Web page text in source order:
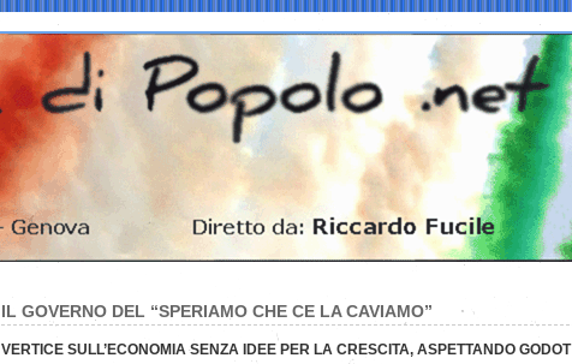
IL GOVERNO DEL “SPERIAMO CHE CE LA CAVIAMO”
VERTICE SULL’ECONOMIA SENZA IDEE PER LA CRESCITA, ASPETTANDO GODOT